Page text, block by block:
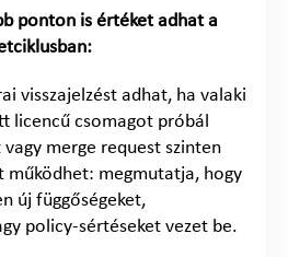
ponton is értéket adhat a
visszajelzést adhat, ha valaki
licencű csomagot próbál
merge request szinten
megmutatja, hogy
új függőségeket,
policy-sértéseket vezet be.